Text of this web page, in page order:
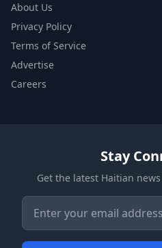
About Us
Privacy Policy
Terms of Service
Advertise
Careers
Stay
Get the latest Haitian